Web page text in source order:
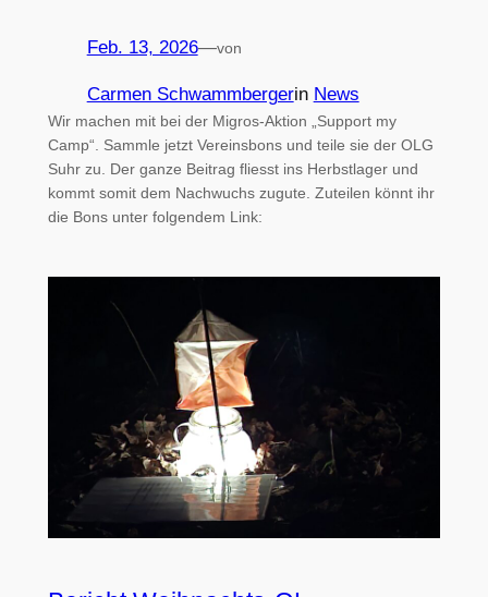
Feb. 13, 2026—von
Carmen Schwammbergerin News
Wir machen mit bei der Migros-Aktion „Support my
Camp“. Sammle jetzt Vereinsbons und teile sie der OLG
Suhr zu. Der ganze Beitrag fliesst ins Herbstlager und
kommt somit dem Nachwuchs zugute. Zuteilen könnt ihr
die Bons unter folgendem Link: